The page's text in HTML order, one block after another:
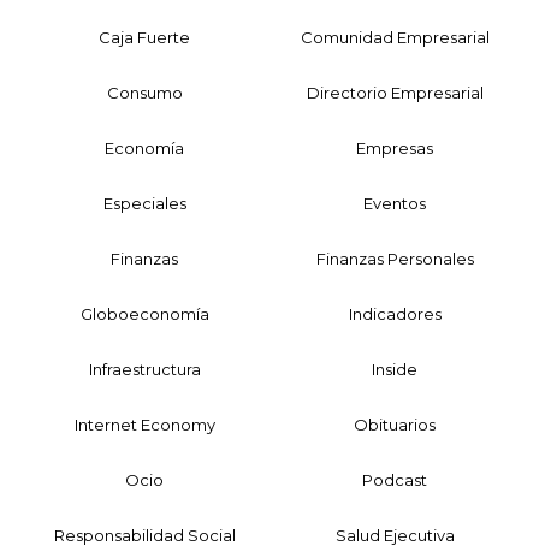
Caja Fuerte Comunidad Empresarial
Consumo Directorio Empresarial
Economía Empresas
Especiales Eventos
Finanzas Finanzas Personales
Globoeconomía Indicadores
Infraestructura Inside
Internet Economy Obituarios
Ocio Podcast
Responsabilidad Social Salud Ejecutiva